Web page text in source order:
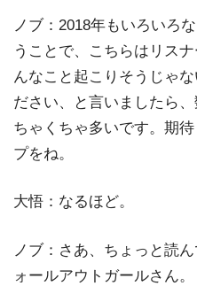
ノブ：2018年もいろいろ
うことで、こちらはリス
んなこと起こりそうじゃ
ださい、と言いましたら
ちゃくちゃ多いです。期
プをね。
大悟：なるほど。
ノブ：さあ、ちょっと読
ォールアウトガールさん